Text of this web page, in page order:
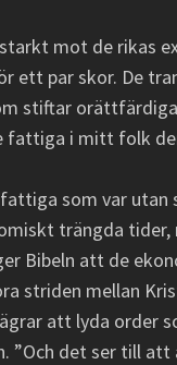
mot de rikas
par skor. De
stiftar
fattiga i mitt folk
som var utan
trängda
Bibeln att de
striden mellan
att lyda order
”Och det ser till